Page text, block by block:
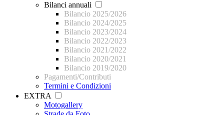
Bilanci annuali
Bilancio 2025/2026
Bilancio 2024/2025
Bilancio 2023/2024
Bilancio 2022/2023
Bilancio 2021/2022
Bilancio 2020/2021
Bilancio 2019/2020
Pagamenti/Contributi
Termini e Condizioni
EXTRA
Motogallery